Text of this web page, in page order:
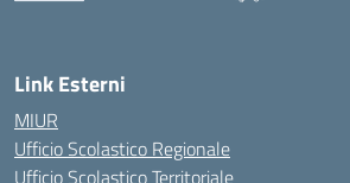
Link Esterni
MIUR
Ufficio Scolastico Regionale
Ufficio Scolastico Territoriale